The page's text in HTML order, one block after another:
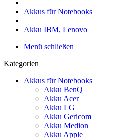
Akkus für Notebooks
Akku IBM, Lenovo
Menü schließen
Kategorien
Akkus für Notebooks
Akku BenQ
Akku Acer
Akku LG
Akku Gericom
Akku Medion
Akku Apple